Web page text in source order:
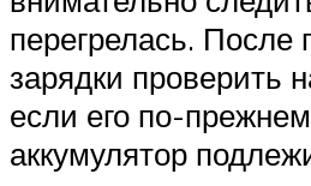
перегрелась. После
зарядки проверить
если его по-
аккумулятор